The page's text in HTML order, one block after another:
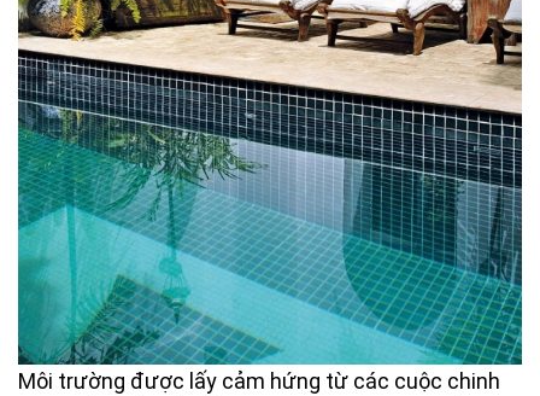
Môi trường được lấy cảm hứng từ các cuộc chinh